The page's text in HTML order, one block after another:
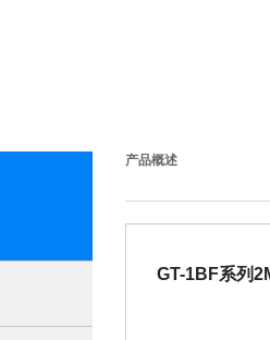
产品概述
GT-1BF系列